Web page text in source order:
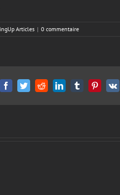
Articles | 0 commentaire
Facebook
TwitterRedditLinkedInTumblrPinterest
Vk